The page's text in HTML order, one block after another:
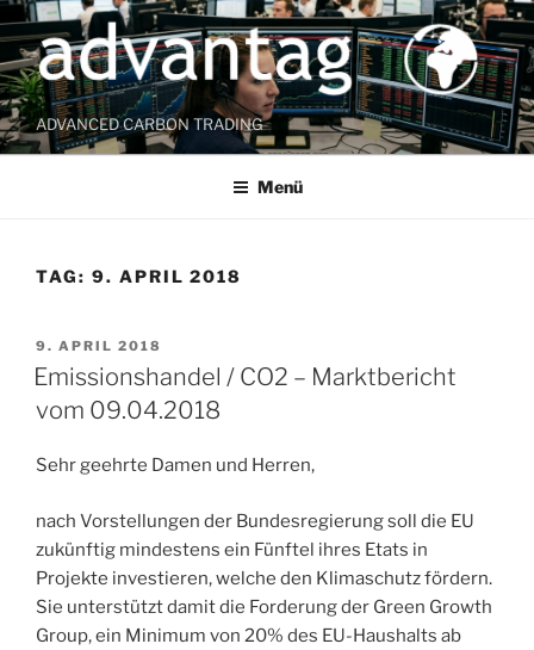
Zum
Inhalt
springen
ADVANCED CARBON TRADING
Menü
TAG: 9. APRIL 2018
VERÖFFENTLICHT
AM
9. APRIL 2018
Emissionshandel / CO2 – Marktbericht
vom 09.04.2018
Sehr geehrte Damen und Herren,
nach Vorstellungen der Bundesregierung soll die EU
zukünftig mindestens ein Fünftel ihres Etats in
Projekte investieren, welche den Klimaschutz fördern.
Sie unterstützt damit die Forderung der Green Growth
Group, ein Minimum von 20% des EU-Haushalts ab